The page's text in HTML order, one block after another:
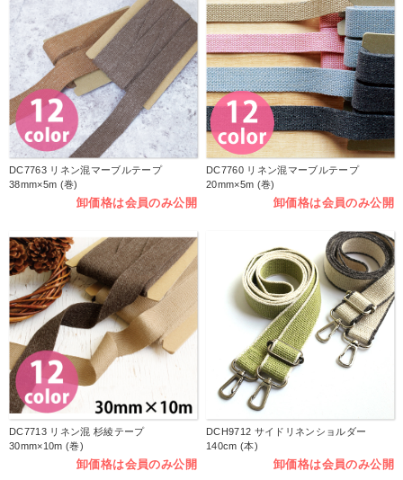
DC7763 リネン混マーブルテープ
38mm×5m (巻)
卸価格は会員のみ公開
DC7760 リネン混マーブルテープ
20mm×5m (巻)
卸価格は会員のみ公開
DC7713 リネン混 杉綾テープ
30mm×10m (巻)
卸価格は会員のみ公開
DCH9712 サイドリネンショルダー
140cm (本)
卸価格は会員のみ公開